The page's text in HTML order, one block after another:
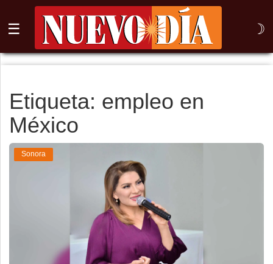
☰ ☽
⌕
Inicio
Nogales
Columna
Internacional
Etiqueta: empleo en
México
Sonora